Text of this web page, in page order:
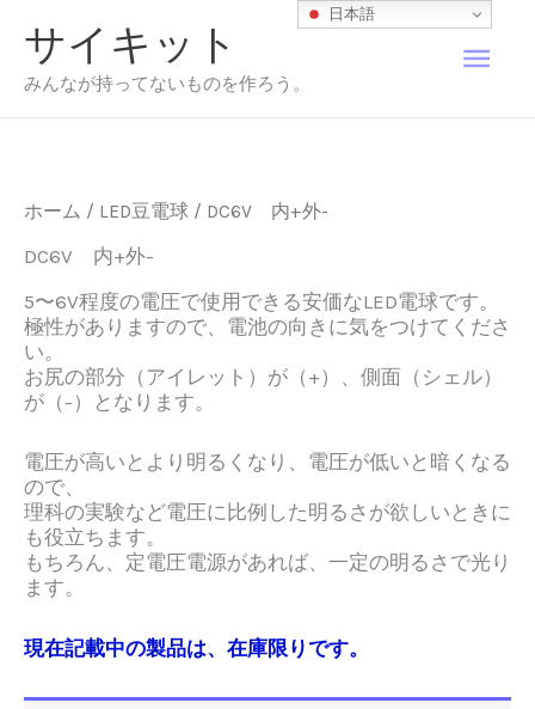
キ
サイキット
みんなが持ってないものを作ろう。
メ
イ
ニ
ュ
ホーム / LED豆電球 / DC6V 内+外-
DC6V 内+外-
5〜6V程度の電圧で使用できる安価なLED電球です。
極性がありますので、電池の向きに気をつけてくださ
い。
お尻の部分（アイレット）が（+）、側面（シェル）
が（-）となります。
電圧が高いとより明るくなり、電圧が低いと暗くなる
ので、
理科の実験など電圧に比例した明るさが欲しいときに
も役立ちます。
もちろん、定電圧電源があれば、一定の明るさで光り
ます。
現在記載中の製品は、在庫限りです。
日本語